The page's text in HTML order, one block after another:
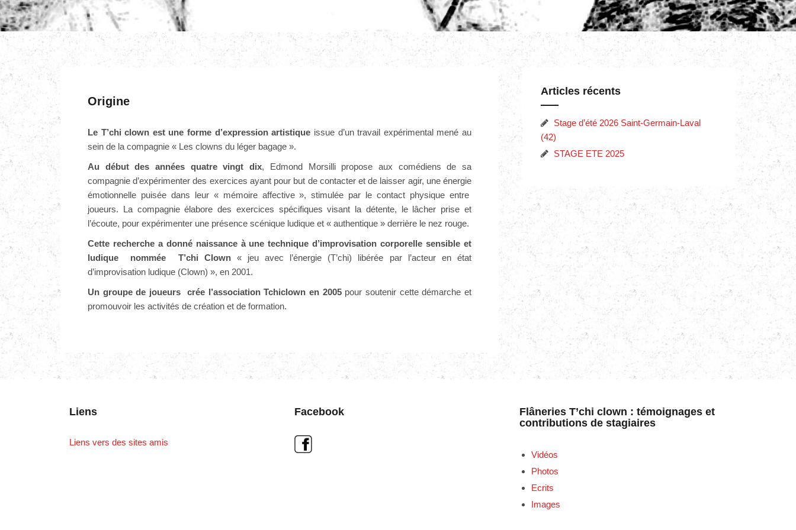
Origine
Le T’chi clown est une forme d’expression artistique issue d’un travail expérimental mené au
sein de la compagnie « Les clowns du léger bagage ».
Au début des années quatre vingt dix, Edmond Morsilli propose aux comédiens de sa
compagnie d’expérimenter des exercices ayant pour but de contacter et de laisser agir, une énergie
émotionnelle puisée dans leur « mémoire affective », stimulée par le contact physique entre
joueurs. La compagnie élabore des exercices spécifiques visant la détente, le lâcher prise et
l’écoute, pour expérimenter une présence scénique ludique et « authentique » derrière le nez rouge.
Cette recherche a donné naissance à une technique d’improvisation corporelle sensible et
ludique
nommée T’chi Clown« jeu avec l’énergie (T’chi) libérée par l’acteur en état
d’improvisation ludique (Clown) », en 2001.
Un groupe de joueurs crée l’association Tchiclown en 2005pour soutenir cette démarche et
promouvoir les activités de création et de formation.
Articles récents
Stage d’été 2026 Saint-Germain-Laval
(42)
STAGE ETE 2025
Liens
Liens vers des sites amis
Facebook
Flâneries T’chi clown : témoignages et
contributions de stagiaires
Vidéos
Photos
Ecrits
Images